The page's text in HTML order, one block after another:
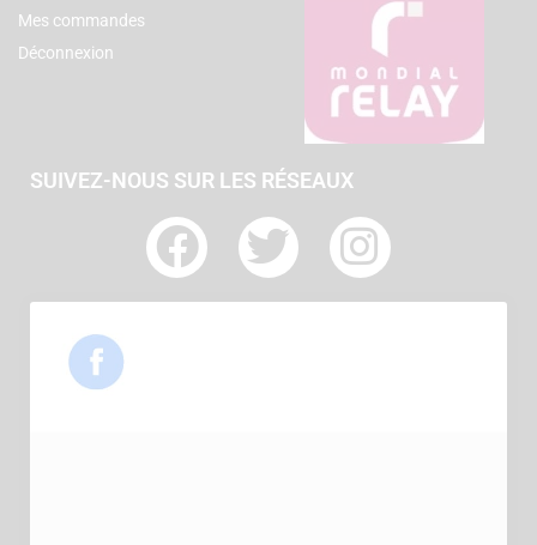
Mes commandes
Déconnexion
SUIVEZ-NOUS SUR LES RÉSEAUX
F
a
T
w
I
n